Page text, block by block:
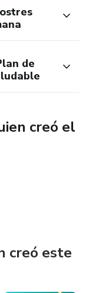
de
creó el
creó este